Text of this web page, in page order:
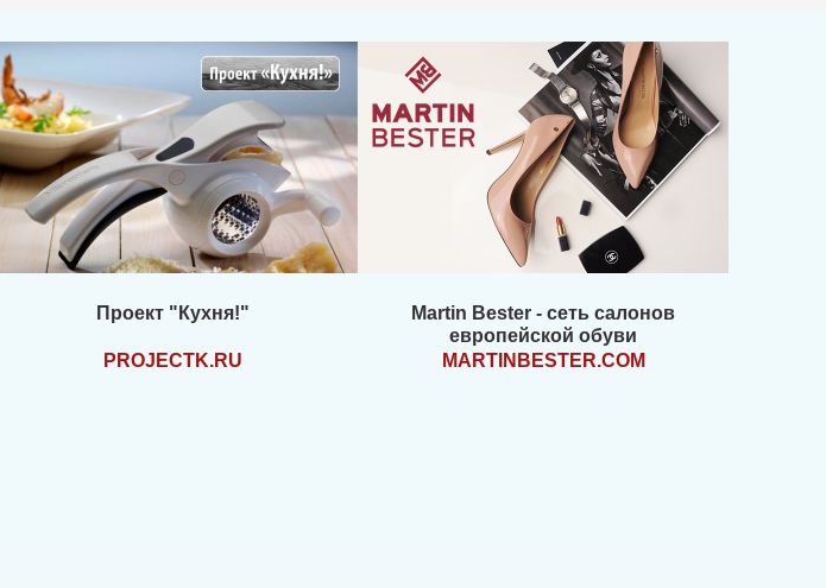
Проект "Кухня!"
PROJECTK.RU
Martin Bester - сеть салонов
европейской обуви
MARTINBESTER.COM